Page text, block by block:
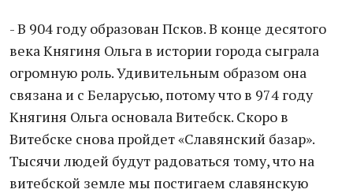
- В 904 году образован Псков. В конце десятого
века Княгиня Ольга в истории города сыграла
огромную роль. Удивительным образом она
связана и с Беларусью, потому что в 974 году
Княгиня Ольга основала Витебск. Скоро в
Витебске снова пройдет «Славянский базар».
Тысячи людей будут радоваться тому, что на
витебской земле мы постигаем славянскую